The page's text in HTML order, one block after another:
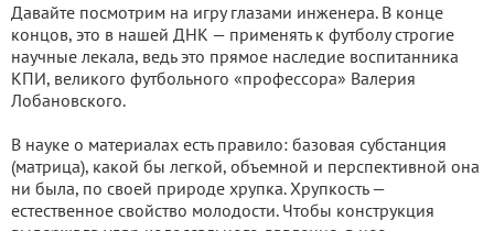
Давайте посмотрим на игру глазами инженера. В конце
концов, это в нашей ДНК — применять к футболу строгие
научные лекала, ведь это прямое наследие воспитанника
КПИ, великого футбольного «профессора» Валерия
Лобановского.
В науке о материалах есть правило: базовая субстанция
(матрица), какой бы легкой, объемной и перспективной она
ни была, по своей природе хрупка. Хрупкость —
естественное свойство молодости. Чтобы конструкция